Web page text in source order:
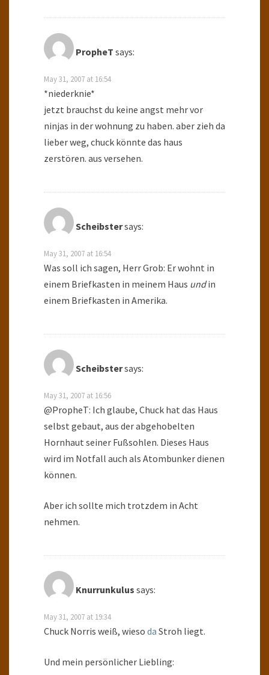
PropheT says:
May 31, 2007 at 16:54
*niederknie*
jetzt brauchst du keine angst mehr vor
ninjas in der wohnung zu haben. aber zieh da
lieber weg, chuck könnte das haus
zerstören. aus versehen.
Scheibstersays:
May 31, 2007 at 16:54
Was soll ich sagen, Herr Grob: Er wohnt in
einem Briefkasten in meinem Haus undin
einem Briefkasten in Amerika.
Scheibstersays:
May 31, 2007 at 16:56
@PropheT: Ich glaube, Chuck hat das Haus
selbst gebaut, aus der abgehobelten
Hornhaut seiner Fußsohlen. Dieses Haus
wird im Notfall auch als Atombunker dienen
können.
Aber ich sollte mich trotzdem in Acht
nehmen.
Knurrunkulus says:
May 31, 2007 at 19:34
Chuck Norris weiß, wieso da Stroh liegt.
Und mein persönlicher Liebling: